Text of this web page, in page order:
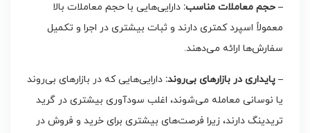
– حجم معاملات مناسب: دارایی‌هایی با حجم معاملات بالا
معمولاً اسپرد کمتری دارند و ثبات بیشتری در اجرا و تکمیل
سفارش‌ها ارائه می‌دهند.
– پایداری در بازارهای بی‌روند: دارایی‌هایی که در بازارهای بی‌روند
یا نوسانی معامله می‌شوند، اغلب سودآوری بیشتری در گرید
تریدینگ دارند، زیرا فرصت‌های بیشتری برای خرید و فروش در